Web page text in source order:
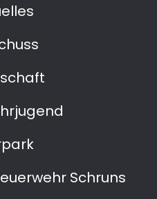
Schruns